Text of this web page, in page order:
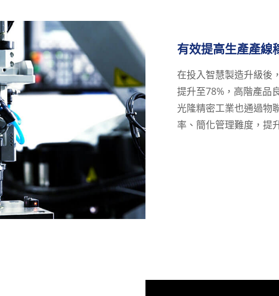
有效提高生產產線
在投入智慧製造升級後
提升至78%，高階產品
光隆精密工業也通過物
率、簡化管理難度，提